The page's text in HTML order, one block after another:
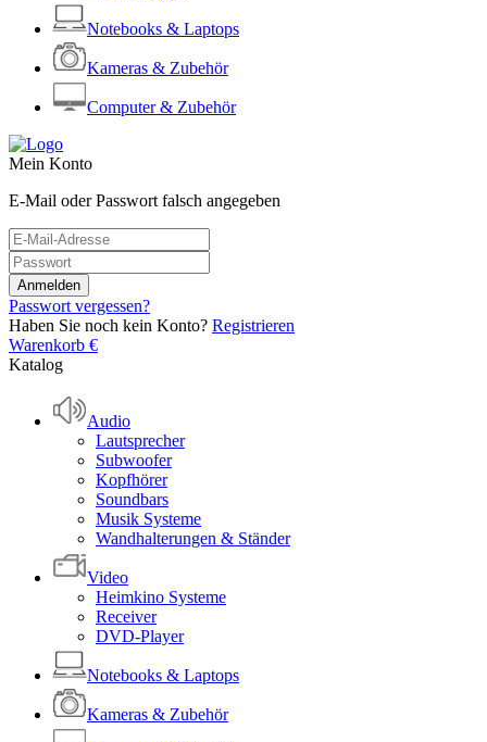
Notebooks & Laptops
Kameras & Zubehör
Computer & Zubehör
Mein Konto
E-Mail oder Passwort falsch angegeben
Passwort vergessen?
Haben Sie noch kein Konto? Registrieren
Warenkorb €
Katalog
Audio
Lautsprecher
Subwoofer
Kopfhörer
Soundbars
Musik Systeme
Wandhalterungen & Ständer
Video
Heimkino Systeme
Receiver
DVD-Player
Notebooks & Laptops
Kameras & Zubehör